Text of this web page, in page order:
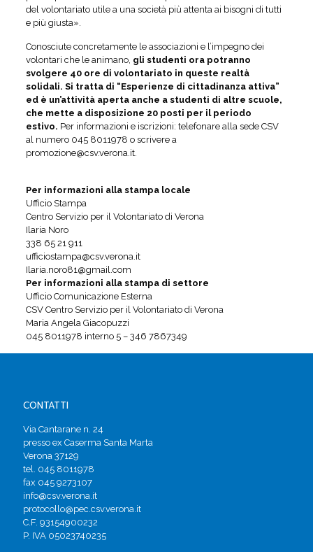
del volontariato utile a una società più attenta ai bisogni di tutti
e più giusta».
Conosciute concretamente le associazioni e l’impegno dei
volontari che le animano, gli studenti ora potranno
svolgere 40 ore di volontariato in queste realtà
solidali. Si tratta di “Esperienze di cittadinanza attiva”
ed è un’attività aperta anche a studenti di altre scuole,
che mette a disposizione 20 posti per il periodo
estivo. Per informazioni e iscrizioni: telefonare alla sede CSV
al numero 045 8011978 o scrivere a
promozione@csv.verona.it.
Per informazioni alla stampa locale
Ufficio Stampa
Centro Servizio per il Volontariato di Verona
Ilaria Noro
338 65 21 911
ufficiostampa@csv.verona.it
Ilaria.noro81@gmail.com
Per informazioni alla stampa di settore
Ufficio Comunicazione Esterna
CSV Centro Servizio per il Volontariato di Verona
Maria Angela Giacopuzzi
045 8011978 interno 5 – 346 7867349
CONTATTI
Via Cantarane n. 24
presso ex Caserma Santa Marta
Verona 37129
tel. 045 8011978
fax 045 9273107
info@csv.verona.it
protocollo@pec.csv.verona.it
C.F. 93154900232
P. IVA 05023740235